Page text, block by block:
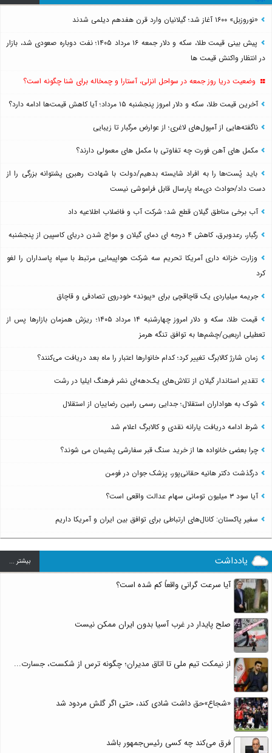
«نوروزبل» ۱۶۰۰ آغاز شد؛ گیلانیان وارد قرن هفدهم دیلمی شدند
پیش بینی قیمت طلا، سکه و دلار جمعه ۱۶ مرداد ۱۴۰۵؛ نفت دوباره صعودی شد، بازار
در انتظار واکنش قیمت ها
وضعیت دریا روز جمعه در سواحل انزلی، آستارا و چمخاله برای شنا چگونه است؟
آخرین قیمت طلا، سکه و دلار امروز پنجشنبه ۱۵ مرداد؛ آیا کاهش قیمت‌ها ادامه دارد؟
ناگفته‌هایی از آمپول‌های لاغری؛ از عوارض مرگبار تا زیبایی
مکمل های آهن فورت چه تفاوتی با مکمل های معمولی دارند؟
باید پُست‌ها را به افراد شایسته بدهیم/دولت با شهادت رهبری پشتوانه بزرگی را از
دست داد/حوادث دی‌ماه پارسال قابل فراموشی نیست
آب برخی مناطق گیلان قطع شد؛ شرکت آب و فاضلاب اطلاعیه داد
رگبار، رعدوبرق، کاهش ۴ درجه ای دمای گیلان و مواج شدن دریای کاسپین از پنجشنبه
وزارت خزانه داری آمریکا تحریم سه شرکت هواپیمایی مرتبط با سپاه پاسداران را لغو
کرد
جریمه میلیاردی یک قاچاقچی برای «پیوند» خودروی تصادفی و قاچاق
قیمت طلا، سکه و دلار امروز چهارشنبه ۱۴ مرداد ۱۴۰۵؛ ریزش همزمان بازارها پس از
تعطیلی اربعین/چشم‌ها به توافق تنگه هرمز
زمان شارژ کالابرگ تغییر کرد؛ کدام خانوارها اعتبار را ماه بعد دریافت می‌کنند؟
تقدیر استاندار گیلان از تلاش‌های یک‌دهه‌ای نشر فرهنگ ایلیا در رشت
شوک به هواداران استقلال؛ جدایی رسمی رامین رضاییان از استقلال
شرط ادامه دریافت یارانه نقدی و کالابرگ اعلام شد
چرا بعضی خانواده ها از خرید سنگ قبر سفارشی پشیمان می شوند؟
درگذشت دکتر هانیه حقانی‌پور، پزشک جوان در فومن
آیا سود ۳ میلیون تومانی سهام عدالت واقعی است؟
سفیر پاکستان: کانال‌های ارتباطی برای توافق بین ایران و آمریکا داریم
یادداشت بيشتر ...
آیا سرعت گرانی واقعاً کم شده است؟
صلح پایدار در غرب آسیا بدون ایران ممکن نیست
از نیمکت تیم ملی تا اتاق مدیران؛ چگونه ترس از شکست، جسارت...
«شجاع»حق داشت شادی کند، حتی اگر گلش مردود شد
فرق می‌کند چه کسی رئیس‌جمهور باشد